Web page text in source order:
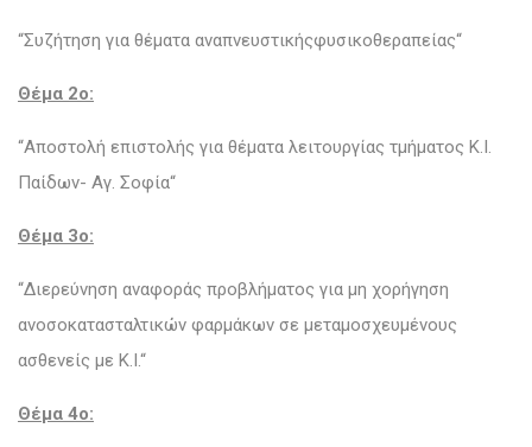
“Συζήτηση για θέματα αναπνευστικήςφυσικοθεραπείας“
Θέμα 2ο:
“Αποστολή επιστολής για θέματα λειτουργίας τμήματος Κ.Ι.
Παίδων- Αγ. Σοφία“
Θέμα 3o:
“Διερεύνηση αναφοράς προβλήματος για μη χορήγηση
ανοσοκατασταλτικών φαρμάκων σε μεταμοσχευμένους
ασθενείς με Κ.Ι.“
Θέμα 4o: